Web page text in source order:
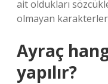
ait oldukları
olmayan
Ayraç
yapılır?